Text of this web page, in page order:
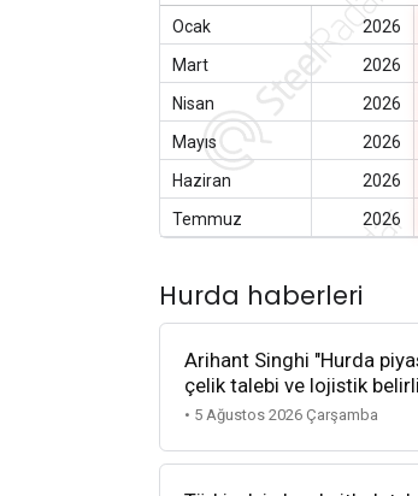
Ocak 2026
Mart
2026
Nisan
2026
Mayıs
2026
Haziran
2026
Temmuz
2026
Hurda haberleri
Arihant Singhi "Hurda
çelik talebi ve lojistik
• 5 Ağustos 2026 Çarşamba